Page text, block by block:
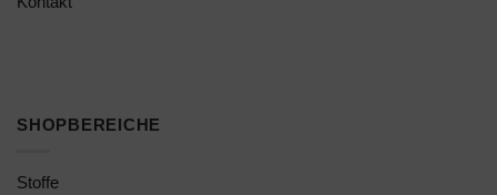
SHOPBEREICHE
Stoffe